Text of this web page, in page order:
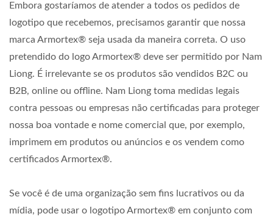
Embora gostaríamos de atender a todos os pedidos de
logotipo que recebemos, precisamos garantir que nossa
marca Armortex® seja usada da maneira correta. O uso
pretendido do logo Armortex® deve ser permitido por Nam
Liong. É irrelevante se os produtos são vendidos B2C ou
B2B, online ou offline. Nam Liong toma medidas legais
contra pessoas ou empresas não certificadas para proteger
nossa boa vontade e nome comercial que, por exemplo,
imprimem em produtos ou anúncios e os vendem como
certificados Armortex®.
Se você é de uma organização sem fins lucrativos ou da
mídia, pode usar o logotipo Armortex® em conjunto com